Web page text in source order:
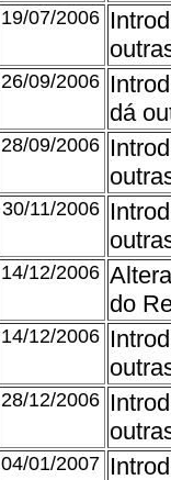
19/07/2006
26/09/2006
dá
28/09/2006
30/11/2006
14/12/2006
do
14/12/2006
28/12/2006
04/01/2007